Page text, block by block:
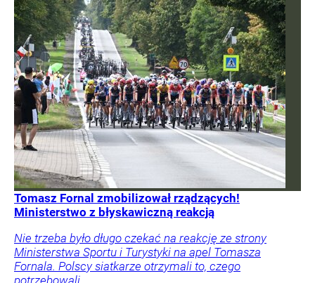
Tomasz Fornal zmobilizował rządzących!
Ministerstwo z błyskawiczną reakcją
Nie trzeba było długo czekać na reakcję ze strony
Ministerstwa Sportu i Turystyki na apel Tomasza
Fornala. Polscy siatkarze otrzymali to, czego
potrzebowali.